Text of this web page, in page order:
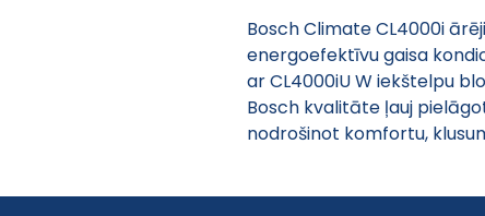
Bosch Climate CL4000i
energoefektīvu gaisa
ar CL4000iU W iekštelpu
Bosch kvalitāte ļauj
nodrošinot komfortu,